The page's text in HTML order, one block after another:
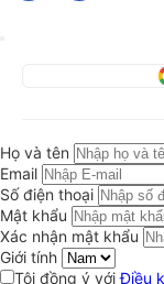
Họ và tên
Email
Số điện thoại
Mật khẩu
Xác nhận mật khẩu
Giới tính
Tôi đồng ý vớiĐiều